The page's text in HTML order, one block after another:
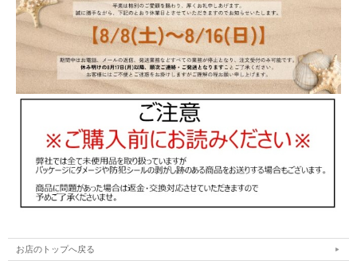
お店のトップへ戻る